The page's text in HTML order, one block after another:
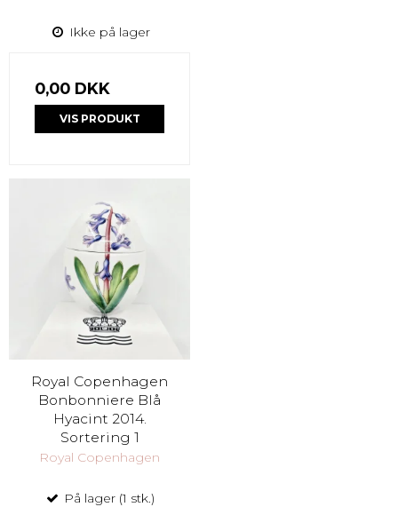
Ikke på lager
0,00 DKK
VIS PRODUKT
Royal Copenhagen
Bonbonniere Blå
Hyacint 2014.
Sortering 1
Royal Copenhagen
På lager (1 stk.)